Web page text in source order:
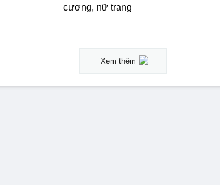
cương, nữ trang
Xem thêm